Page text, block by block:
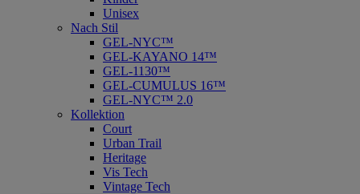
Unisex
Nach Stil
GEL-NYC™
GEL-KAYANO 14™
GEL-1130™
GEL-CUMULUS 16™
GEL-NYC™ 2.0
Kollektion
Court
Urban Trail
Heritage
Vis Tech
Vintage Tech